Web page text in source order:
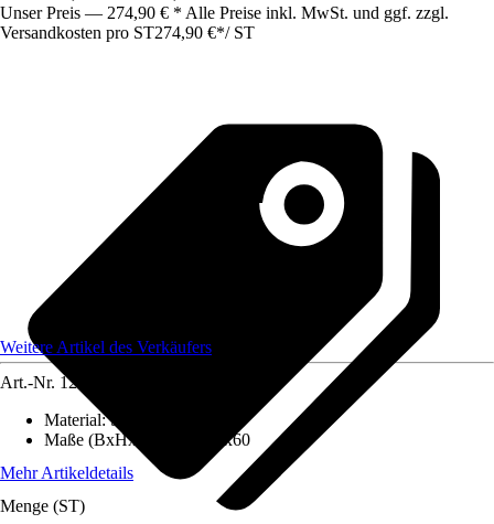
Unser Preis — 274,90 € * Alle Preise inkl. MwSt. und ggf. zzgl.
Versandkosten pro ST274,90 €*/ ST
Weitere Artikel des Verkäufers
Art.-Nr. 12591758
Material:Stahl
Maße (BxHxT)
200x180x60
Mehr Artikeldetails
Menge (ST)